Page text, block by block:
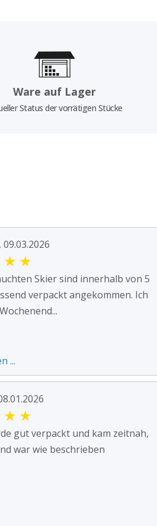
Ware auf Lager
Status der vorrätigen Stücke
★ ★
Skier sind innerhalb von 5
verpackt angekommen. Ich
...
★ ★
gut verpackt und kam zeitnah,
war wie beschrieben